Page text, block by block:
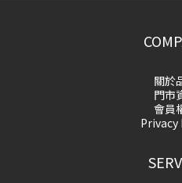
關於
門市
會員
Privacy